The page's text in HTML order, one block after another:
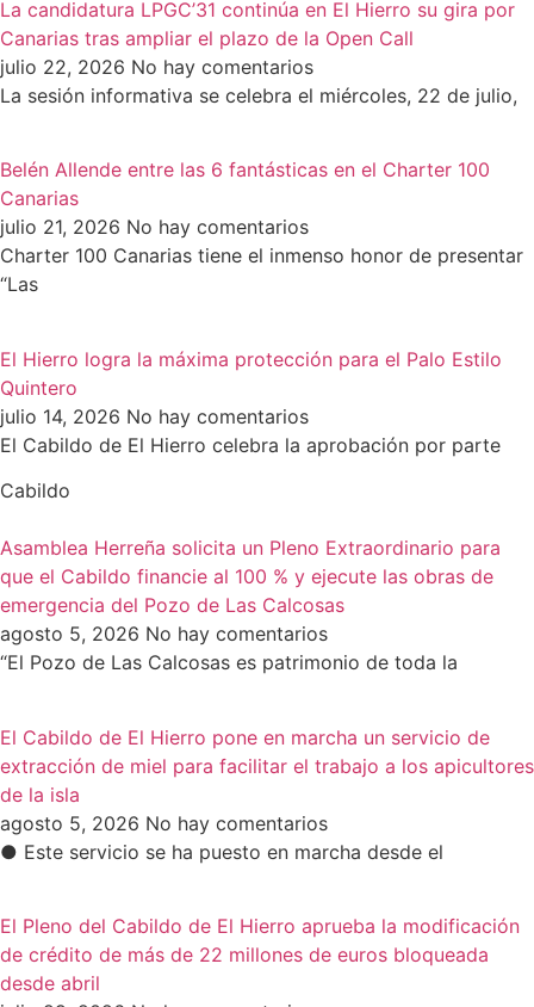
La candidatura LPGC’31 continúa en El Hierro su gira por
Canarias tras ampliar el plazo de la Open Call
julio 22, 2026 No hay comentarios
La sesión informativa se celebra el miércoles, 22 de julio,
Belén Allende entre las 6 fantásticas en el Charter 100
Canarias
julio 21, 2026 No hay comentarios
Charter 100 Canarias tiene el inmenso honor de presentar
“Las
El Hierro logra la máxima protección para el Palo Estilo
Quintero
julio 14, 2026 No hay comentarios
El Cabildo de El Hierro celebra la aprobación por parte
Cabildo
Asamblea Herreña solicita un Pleno Extraordinario para
que el Cabildo financie al 100 % y ejecute las obras de
emergencia del Pozo de Las Calcosas
agosto 5, 2026 No hay comentarios
“El Pozo de Las Calcosas es patrimonio de toda la
El Cabildo de El Hierro pone en marcha un servicio de
extracción de miel para facilitar el trabajo a los apicultores
de la isla
agosto 5, 2026 No hay comentarios
● Este servicio se ha puesto en marcha desde el
El Pleno del Cabildo de El Hierro aprueba la modificación
de crédito de más de 22 millones de euros bloqueada
desde abril